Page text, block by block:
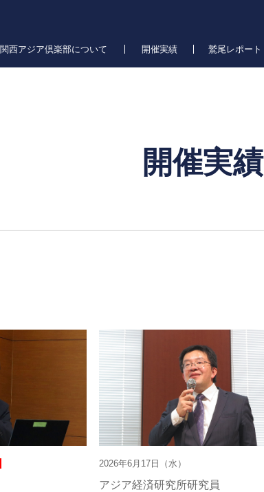
関西アジア倶楽部について 開催実績 鷲尾レポート
開催実績
2026年6月17日（水）
アジア経済研究所研究員